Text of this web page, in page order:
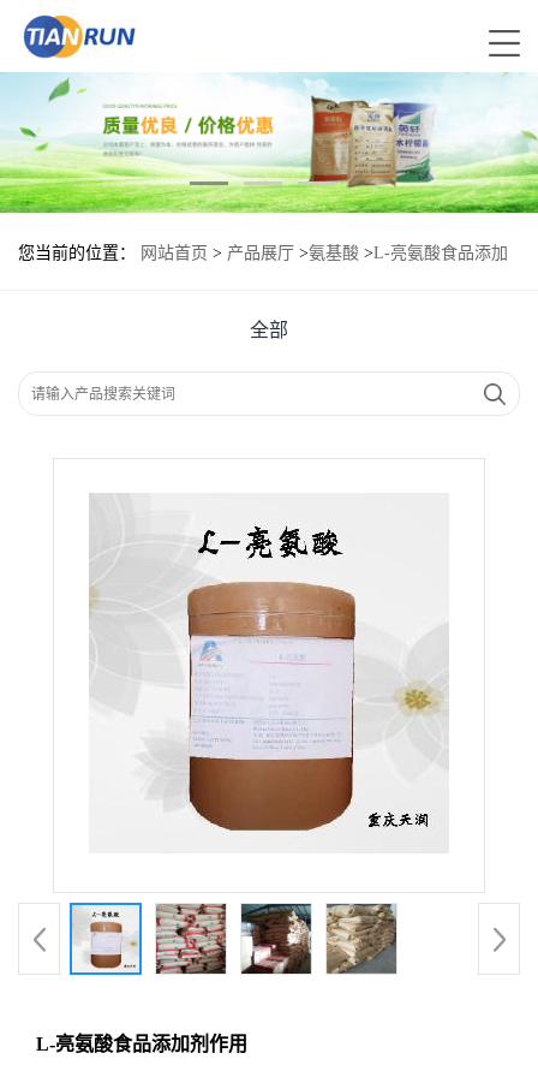
您当前的位置： 网站首页 > 产品展厅 >氨基酸 >L-亮氨酸食品添加
全部
L-亮氨酸食品添加剂作用